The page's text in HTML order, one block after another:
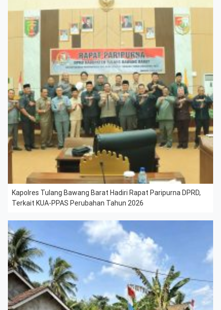
Kapolres Tulang Bawang Barat Hadiri Rapat Paripurna DPRD,
Terkait KUA-PPAS Perubahan Tahun 2026